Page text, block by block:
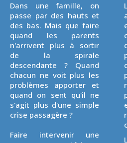
Dans une famille, on
passe par des hauts et
des bas. Mais que faire
quand les parents
n'arrivent plus à sortir
de la spirale
descendante ? Quand
chacun ne voit plus les
problèmes apporter et
quand on sent qu'il ne
s'agit plus d'une simple
crise passagère ?
Faire intervenir une